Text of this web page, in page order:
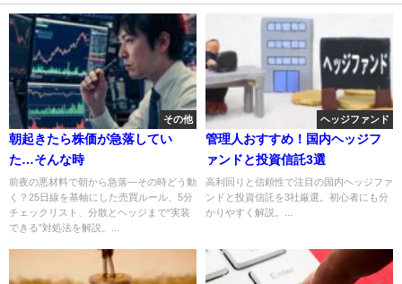
その他
朝起きたら株価が急落してい
た…そんな時
前夜の悪材料で朝から急落—その時どう動
く？25日線を基軸にした売買ルール、5分
チェックリスト、分散とヘッジまで“実装
できる”対処法を解説。...
ヘッジファンド
管理人おすすめ！国内ヘッジフ
ァンドと投資信託3選
高利回りと信頼性で注目の国内ヘッジファ
ンドと投資信託を3社厳選。初心者にも分
かりやすく解説。...